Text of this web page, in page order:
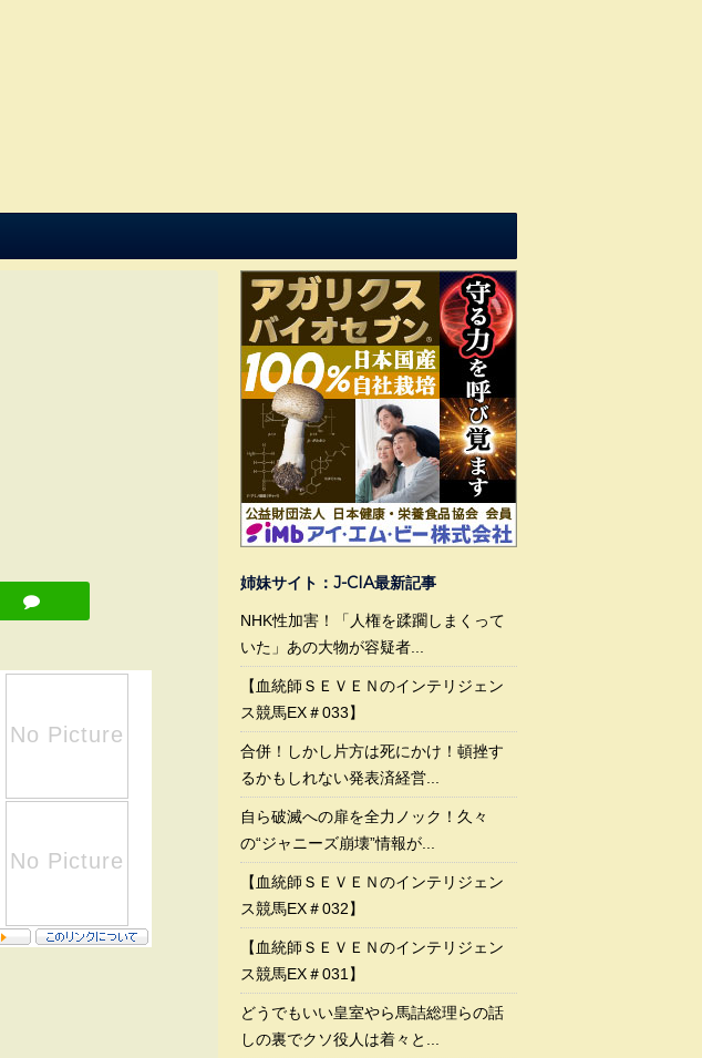
姉妹サイト：J-CIA最新記事
NHK性加害！「人権を蹂躙しまくって
いた」あの大物が容疑者...
【血統師ＳＥＶＥＮのインテリジェン
ス競馬EX＃033】
合併！しかし片方は死にかけ！頓挫す
るかもしれない発表済経営...
自ら破滅への扉を全力ノック！久々
の“ジャニーズ崩壊”情報が...
【血統師ＳＥＶＥＮのインテリジェン
ス競馬EX＃032】
【血統師ＳＥＶＥＮのインテリジェン
ス競馬EX＃031】
どうでもいい皇室やら馬詰総理らの話
しの裏でクソ役人は着々と...